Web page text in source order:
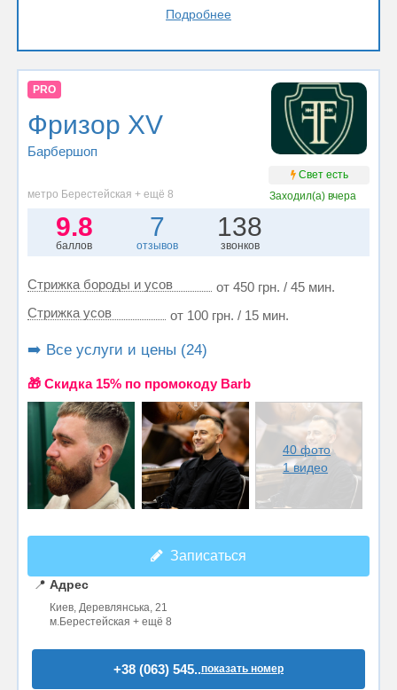
Подробнее
PRO
Фризор XV
Барбершоп
Свет есть
метро Берестейская + ещё 8
Заходил(а) вчера
9.8
баллов
7
отзывов
138
звонков
Стрижка бороды и усов
от 450 грн. / 45 мин.
Стрижка усов
от 100 грн. / 15 мин.
➡️ Все услуги и цены (24)
🎁 Cкидка 15% по промокоду Barb
40 фото
1 видео
Записаться
📍 Адрес
Киев, Деревлянська, 21
м.Берестейская + ещё 8
+38 (063) 545..показать номер